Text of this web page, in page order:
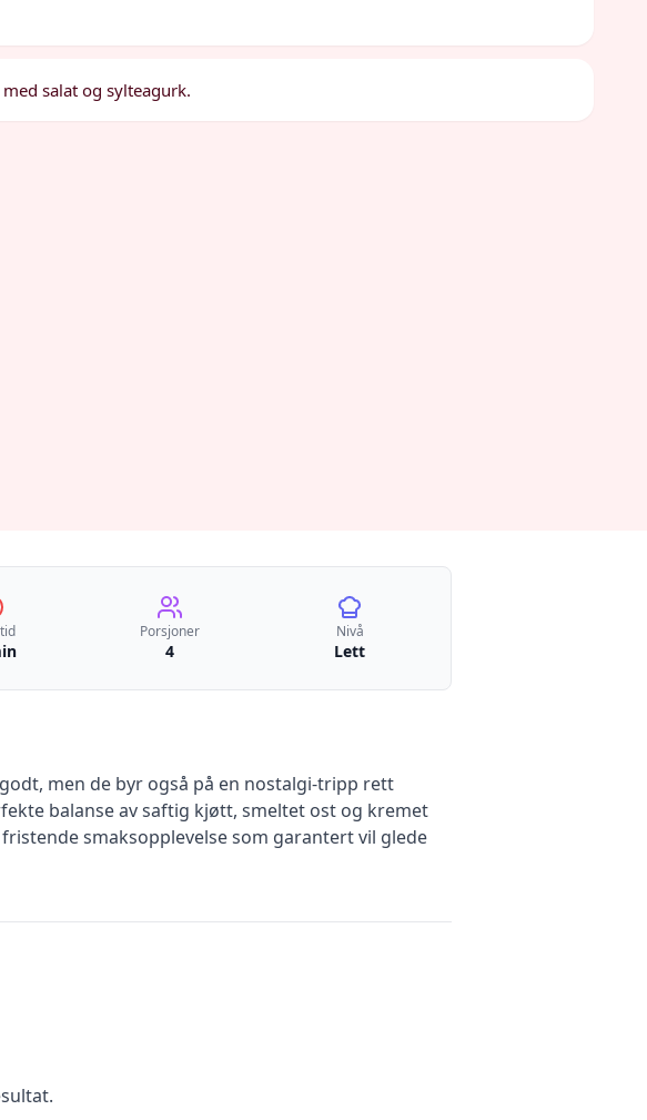
salat og sylteagurk.
Porsjoner
4
Nivå
Lett
men de byr også på en nostalgi-tripp rett
balanse av saftig kjøtt, smeltet ost og kremet
smaksopplevelse som garantert vil glede